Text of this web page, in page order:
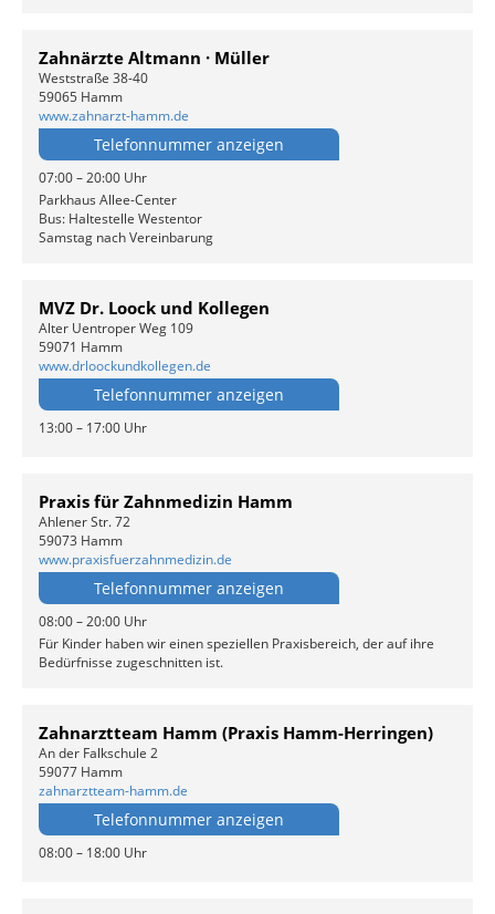
Zahnärzte Altmann · Müller
Weststraße 38-40
59065 Hamm
www.zahnarzt-hamm.de
Telefonnummer anzeigen
07:00 – 20:00 Uhr
Parkhaus Allee-Center
Bus: Haltestelle Westentor
Samstag nach Vereinbarung
MVZ Dr. Loock und Kollegen
Alter Uentroper Weg 109
59071 Hamm
www.drloockundkollegen.de
Telefonnummer anzeigen
13:00 – 17:00 Uhr
Praxis für Zahnmedizin Hamm
Ahlener Str. 72
59073 Hamm
www.praxisfuerzahnmedizin.de
Telefonnummer anzeigen
08:00 – 20:00 Uhr
Für Kinder haben wir einen speziellen Praxisbereich, der auf ihre
Bedürfnisse zugeschnitten ist.
Zahnarztteam Hamm (Praxis Hamm-Herringen)
An der Falkschule 2
59077 Hamm
zahnarztteam-hamm.de
Telefonnummer anzeigen
08:00 – 18:00 Uhr